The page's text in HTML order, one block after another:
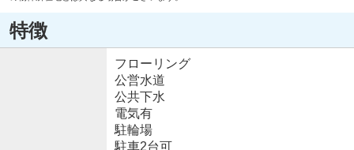
特徴
フローリング
公営水道
公共下水
電気有
駐輪場
駐車2台可